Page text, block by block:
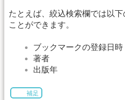
たとえば、絞込検索欄では以
ことができます。
ブックマークの登録日時
著者
出版年
補足